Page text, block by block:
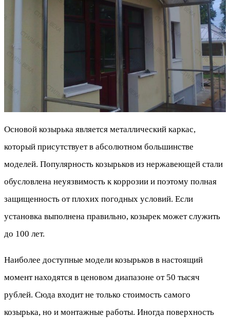
Основой козырька является металлический каркас,
который присутствует в абсолютном большинстве
моделей. Популярность козырьков из нержавеющей стали
обусловлена неуязвимость к коррозии и поэтому полная
защищенность от плохих погодных условий. Если
установка выполнена правильно, козырек может служить
до 100 лет.
Наиболее доступные модели козырьков в настоящий
момент находятся в ценовом диапазоне от 50 тысяч
рублей. Сюда входит не только стоимость самого
козырька, но и монтажные работы. Иногда поверхность